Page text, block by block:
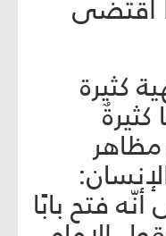
اقتضى
كثيرة
فتح بابًا